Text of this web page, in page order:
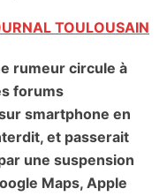
TOULOUSAIN
rumeur circule à
forums
smartphone en
et passerait
une suspension
Maps, Apple